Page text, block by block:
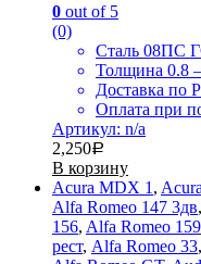
0 out of 5
(0)
Сталь 08ПС
Толщина 0.8
Доставка по
Оплата при
Артикул: n/a
2,250Р
В корзину
Acura MDX 1 ,
Alfa Romeo 147 3дв,
156, Alfa Romeo 159
рест, Alfa Romeo 33,